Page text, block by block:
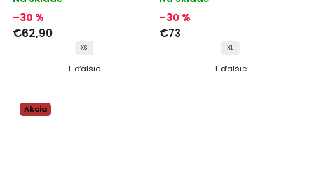
–30 %
€62,90
XS
+ ďalšie
–30 %
€73
XL
+ ďalšie
Akcia